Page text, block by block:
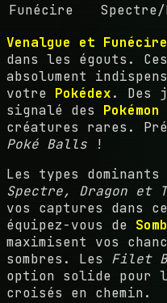
Funécire
Spectre/
Venalgue et Funécire
dans les égouts.
absolument
votre Pokédex. Des
signalé des
créatures rares.
Poké Balls !
Les types
Spectre, Dragon et
vos captures dans
équipez-vous de
maximisent vos
sombres. Les Filet
option solide pour
croisés en chemin.